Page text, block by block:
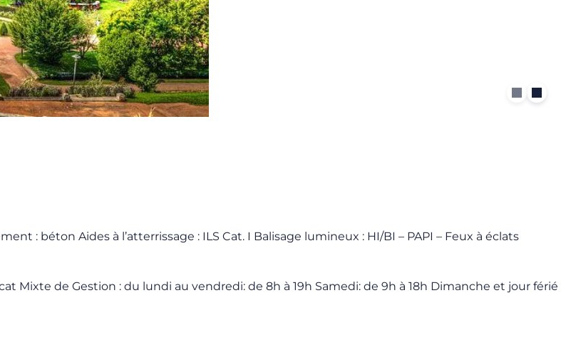
: béton Aides à l’atterrissage : ILS Cat. I Balisage lumineux : HI/BI – PAPI – Feux à éclats
Mixte de Gestion : du lundi au vendredi: de 8h à 19h Samedi: de 9h à 18h Dimanche et jour férié